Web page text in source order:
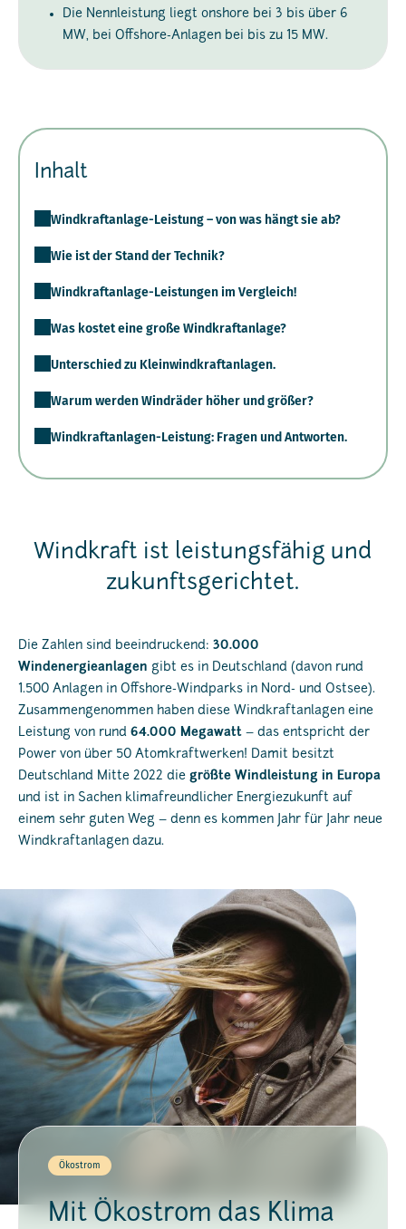
Die Nennleistung liegt onshore bei 3 bis über 6
MW, bei Offshore-Anlagen bei bis zu 15 MW.
Inhalt
Windkraftanlage-Leistung – von was hängt sie ab?
Wie ist der Stand der Technik?
Windkraftanlage-Leistungen im Vergleich!
Was kostet eine große Windkraftanlage?
Unterschied zu Kleinwindkraftanlagen.
Warum werden Windräder höher und größer?
Windkraftanlagen-Leistung: Fragen und Antworten.
Windkraft ist leistungsfähig und
zukunftsgerichtet.
Die Zahlen sind beeindruckend: 30.000
Windenergieanlagen gibt es in Deutschland (davon rund
1.500 Anlagen in Offshore-Windparks in Nord- und Ostsee).
Zusammengenommen haben diese Windkraftanlagen eine
Leistung von rund 64.000 Megawatt – das entspricht der
Power von über 50 Atomkraftwerken! Damit besitzt
Deutschland Mitte 2022 die größte Windleistung in Europa
und ist in Sachen klimafreundlicher Energiezukunft auf
einem sehr guten Weg – denn es kommen Jahr für Jahr neue
Windkraftanlagen dazu.
Ökostrom
Mit Ökostrom das Klima